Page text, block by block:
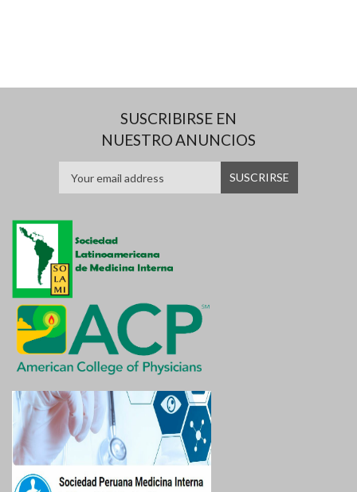
SUSCRIBIRSE EN
NUESTRO ANUNCIOS